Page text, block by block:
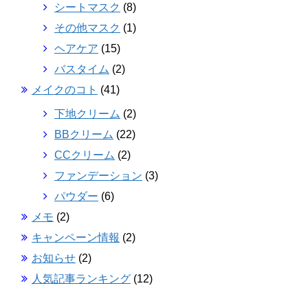
シートマスク (8)
その他マスク (1)
ヘアケア (15)
バスタイム (2)
メイクのコト (41)
下地クリーム (2)
BBクリーム (22)
CCクリーム (2)
ファンデーション (3)
パウダー (6)
メモ (2)
キャンペーン情報 (2)
お知らせ (2)
人気記事ランキング (12)